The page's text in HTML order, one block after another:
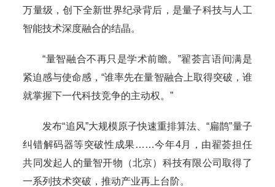
万量级，创下全新世界纪录背后，是量子科技与人工
智能技术深度融合的结晶。
“量智融合不再只是学术前瞻。”翟荟言语间满是
紧迫感与使命感，“谁率先在量智融合上取得突破，谁
就掌握下一代科技竞争的主动权。”
发布“追风”大规模原子快速重排算法、“扁鹊”量子
纠错解码器等突破性成果……今年4月，由翟荟担任
共同发起人的量智开物（北京）科技有限公司取得了
一系列技术突破，推动产业再上台阶。